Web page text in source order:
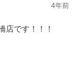
4年前
店です！！！